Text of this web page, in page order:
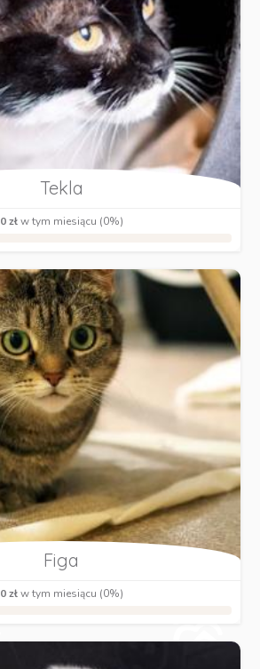
Tekla
0 złw tym miesiącu (0%)
Figa
0 złw tym miesiącu (0%)